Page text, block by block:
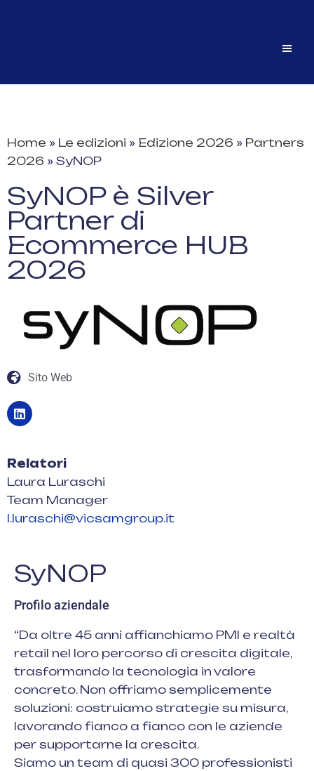
Home » Le edizioni » Edizione 2026 » Partners
2026 » SyNOP
SyNOP è Silver
Partner di
Ecommerce HUB
2026
Sito Web
Relatori
Laura Luraschi
Team Manager
l.luraschi@vicsamgroup.it
SyNOP
Profilo aziendale
“Da oltre 45 anni affianchiamo PMI e realtà
retail nel loro percorso di crescita digitale,
trasformando la tecnologia in valore
concreto. Non offriamo semplicemente
soluzioni: costruiamo strategie su misura,
lavorando fianco a fianco con le aziende
per supportarne la crescita.
Siamo un team di quasi 300 professionisti